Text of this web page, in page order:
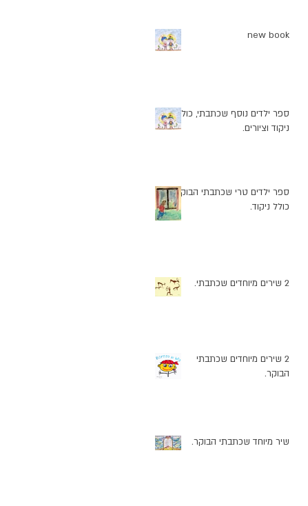
new book
ספר ילדים נוסף שכתבתי, כולל
ניקוד וציורים.
ספר ילדים טרי שכתבתי הבוקר
כולל ניקוד.
2 שירים מיוחדים שכתבתי.
2 שירים מיוחדים שכתבתי
הבוקר.
שיר מיוחד שכתבתי הבוקר.